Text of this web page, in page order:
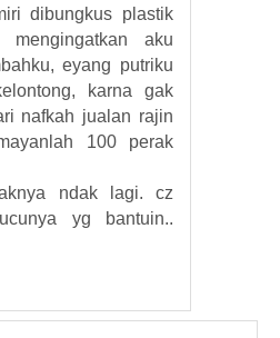
dibungkus plastik
mengingatkan aku
eyang putriku
karna gak
nafkah jualan rajin
100 perak
ndak lagi. cz
yg bantuin..